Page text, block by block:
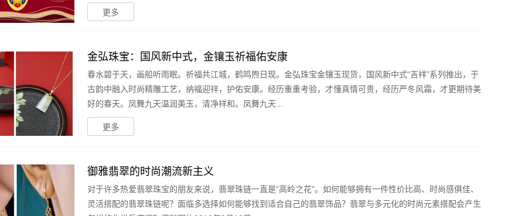
更多
金弘珠宝：国风新中式，金镶玉祈福佑安康
春水碧于天，画船听雨眠。祈福共江城，鹤鸣煦日现。金弘珠宝金镶玉现货，国风新中式“吉祥”系列推出，于
古韵中融入时尚精雕工艺，纳福迎祥，护佑安康。经历重重考验，才懂真情可贵，经历严冬风霜，才更期待美
好的春天。凤舞九天温润美玉，清净祥和。凤舞九天...
更多
御雅翡翠的时尚潮流新主义
对于许多热爱翡翠珠宝的朋友来说，翡翠珠链一直是“高岭之花”。如何能够拥有一件性价比高、时尚感俱佳、
灵活搭配的翡翠珠链呢？面临多选择如何能够找到适合自己的翡翠饰品？翡翠与多元化的时尚元素搭配会产生